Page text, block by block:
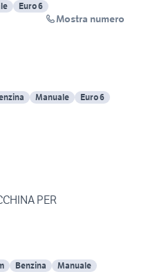
Euro 6
Mostra numero
Manuale Euro 6
PER
Benzina
Manuale